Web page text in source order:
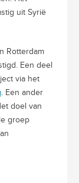
uit Syrië
Rotterdam
Een deel
via het
. Een ander
doel van
groep